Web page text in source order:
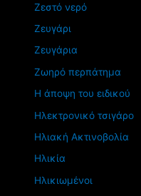
Ζεστό νερό
Ζευγάρι
Ζευγάρια
Ζωηρό περπάτημα
Η άποψη του ειδικού
Ηλεκτρονικό τσιγάρο
Ηλιακή Ακτινοβολία
Ηλικία
Ηλικιωμένοι